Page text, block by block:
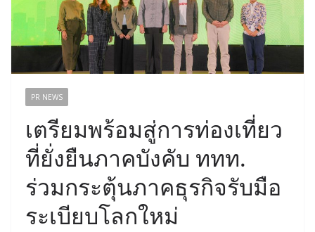
PR NEWS
เตรียมพร้อมสู่การท่องเที่ยว
ที่ยั่งยืนภาคบังคับ ททท.
ร่วมกระตุ้นภาคธุรกิจรับมือ
ระเบียบโลกใหม่